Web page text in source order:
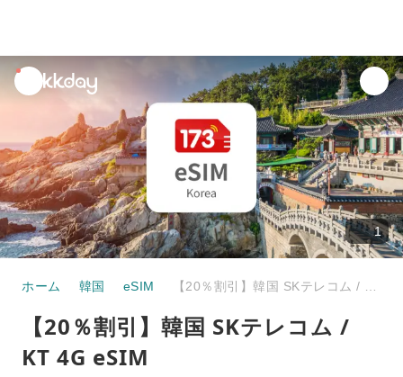
unread
notifications
1
ホーム 韓国 eSIM
【20％割引】韓国 SKテレコム /
KT 4G eSIM